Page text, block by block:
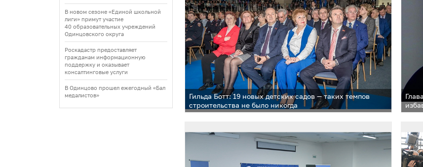
В новом сезоне «Единой школьной
лиги» примут участие
40 образовательных учреждений
Одинцовского округа
Роскадастр предоставляет
гражданам информационную
поддержку и оказывает
консалтинговые услуги
В Одинцово прошел ежегодный «Бал
медалистов»
Гильда Ботт: 19 новых детских садов — таких темпов
строительства не было никогда